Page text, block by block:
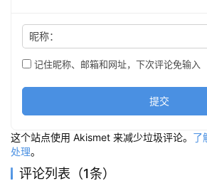
昵称：
记住昵称、邮箱和网址，下次评论免输入
提交
这个站点使用 Akismet 来减少垃圾评论。 了
处理。
评论列表（1条）